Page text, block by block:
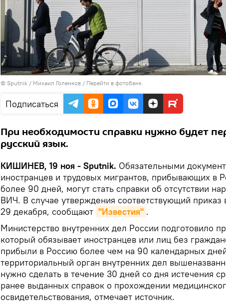
© Sputnik / Михаил Голенков / Перейти в фотобанк
Подписаться
При необходимости справки нужно будет
русский язык.
КИШИНЕВ, 19 ноя - Sputnik. Обязательными
иностранцев и трудовых мигрантов, прибывающих в
более 90 дней, могут стать справки об отсутствии
ВИЧ. В случае утверждения соответствующий приказ
29 декабря, сообщают "Известия" .
Министерство внутренних дел России подготовило
который обязывает иностранцев или лиц без
прибыли в Россию более чем на 90 календарных
территориальный орган внутренних дел
нужно сделать в течение 30 дней со дня истечения
ранее выданных справок о прохождении
освидетельствования, отмечает источник.